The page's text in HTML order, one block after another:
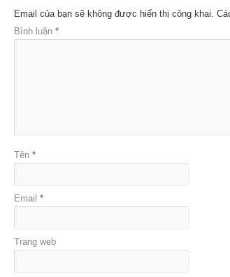
Email của bạn sẽ không được hiển thị công khai.
Bình luận *
Tên *
Email *
Trang web